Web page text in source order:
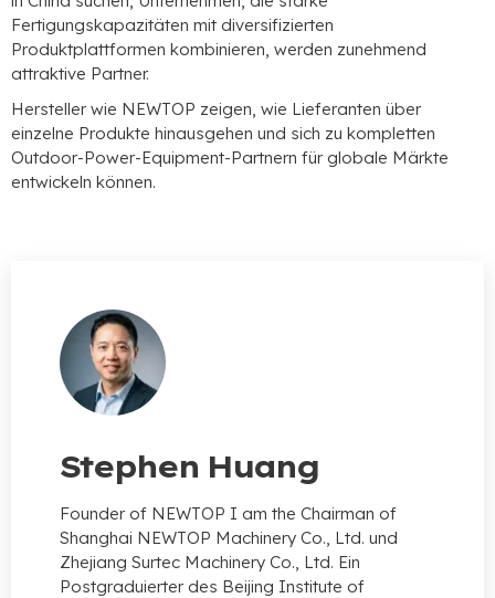
Fertigungskapazitäten mit diversifizierten
Produktplattformen kombinieren, werden zunehmend
attraktive Partner.
Hersteller wie NEWTOP zeigen, wie Lieferanten über
einzelne Produkte hinausgehen und sich zu kompletten
Outdoor-Power-Equipment-Partnern für globale Märkte
entwickeln können.
Stephen Huang
Founder of NEWTOP I am the Chairman of
Shanghai NEWTOP Machinery Co., Ltd. und
Zhejiang Surtec Machinery Co., Ltd. Ein
Postgraduierter des Beijing Institute of